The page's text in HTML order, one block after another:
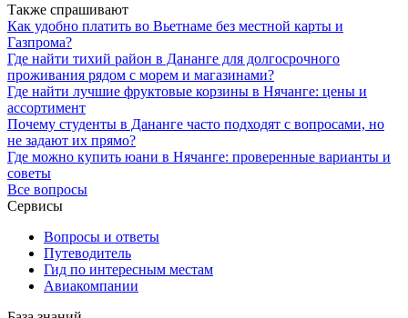
Также спрашивают
Как удобно платить во Вьетнаме без местной карты и
Газпрома?
Где найти тихий район в Дананге для долгосрочного
проживания рядом с морем и магазинами?
Где найти лучшие фруктовые корзины в Нячанге: цены и
ассортимент
Почему студенты в Дананге часто подходят с вопросами, но
не задают их прямо?
Где можно купить юани в Нячанге: проверенные варианты и
советы
Все вопросы
Сервисы
Вопросы и ответы
Путеводитель
Гид по интересным местам
Авиакомпании